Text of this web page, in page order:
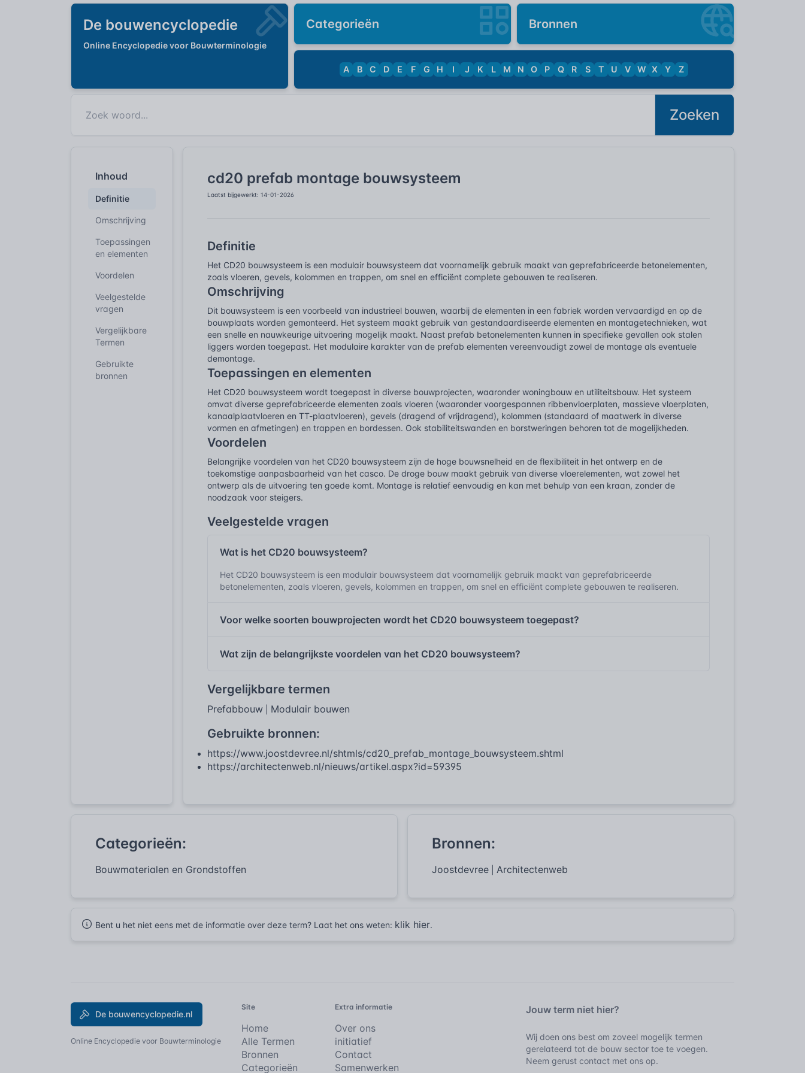
De bouwencyclopedie
Online Encyclopedie voor Bouwterminologie
Categorieën Bronnen
A B C D E F G H I J K L M N O P Q R S T U V W X Y Z
Zoeken
Inhoud
Definitie
Omschrijving
Toepassingen
en elementen
Voordelen
Veelgestelde
vragen
Vergelijkbare
Termen
Gebruikte
bronnen
cd20 prefab montage bouwsysteem
Laatst bijgewerkt: 14-01-2026
Definitie
Het CD20 bouwsysteem is een modulair bouwsysteem dat voornamelijk gebruik maakt van geprefabriceerde betonelementen,
zoals vloeren, gevels, kolommen en trappen, om snel en efficiënt complete gebouwen te realiseren.
Omschrijving
Dit bouwsysteem is een voorbeeld van industrieel bouwen, waarbij de elementen in een fabriek worden vervaardigd en op de
bouwplaats worden gemonteerd. Het systeem maakt gebruik van gestandaardiseerde elementen en montagetechnieken, wat
een snelle en nauwkeurige uitvoering mogelijk maakt. Naast prefab betonelementen kunnen in specifieke gevallen ook stalen
liggers worden toegepast. Het modulaire karakter van de prefab elementen vereenvoudigt zowel de montage als eventuele
demontage.
Toepassingen en elementen
Het CD20 bouwsysteem wordt toegepast in diverse bouwprojecten, waaronder woningbouw en utiliteitsbouw. Het systeem
omvat diverse geprefabriceerde elementen zoals vloeren (waaronder voorgespannen ribbenvloerplaten, massieve vloerplaten,
kanaalplaatvloeren en TT-plaatvloeren), gevels (dragend of vrijdragend), kolommen (standaard of maatwerk in diverse
vormen en afmetingen) en trappen en bordessen. Ook stabiliteitswanden en borstweringen behoren tot de mogelijkheden.
Voordelen
Belangrijke voordelen van het CD20 bouwsysteem zijn de hoge bouwsnelheid en de flexibiliteit in het ontwerp en de
toekomstige aanpasbaarheid van het casco. De droge bouw maakt gebruik van diverse vloerelementen, wat zowel het
ontwerp als de uitvoering ten goede komt. Montage is relatief eenvoudig en kan met behulp van een kraan, zonder de
noodzaak voor steigers.
Veelgestelde vragen
Wat is het CD20 bouwsysteem?
Het CD20 bouwsysteem is een modulair bouwsysteem dat voornamelijk gebruik maakt van geprefabriceerde
betonelementen, zoals vloeren, gevels, kolommen en trappen, om snel en efficiënt complete gebouwen te realiseren.
Voor welke soorten bouwprojecten wordt het CD20 bouwsysteem toegepast?
Wat zijn de belangrijkste voordelen van het CD20 bouwsysteem?
Vergelijkbare termen
Prefabbouw Modulair bouwen
Gebruikte bronnen:
https://www.joostdevree.nl/shtmls/cd20_prefab_montage_bouwsysteem.shtml
https://architectenweb.nl/nieuws/artikel.aspx?id=59395
Categorieën:
Bouwmaterialen en Grondstoffen
Bronnen:
Joostdevree Architectenweb
Bent u het niet eens met de informatie over deze term? Laat het ons weten: klik hier.
De bouwencyclopedie.nl
Online Encyclopedie voor Bouwterminologie
Jouw term niet hier?
Wij doen ons best om zoveel mogelijk termen
gerelateerd tot de bouw sector toe te voegen.
Neem gerust contact met ons op.
Site
Home
Alle Termen
Bronnen
Categorieën
Extra informatie
Over ons
initiatief
Contact
Samenwerken